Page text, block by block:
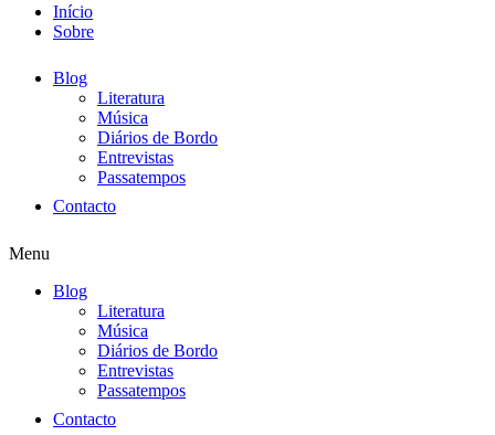
Início
Sobre
Blog
Literatura
Música
Diários de Bordo
Entrevistas
Passatempos
Contacto
Menu
Blog
Literatura
Música
Diários de Bordo
Entrevistas
Passatempos
Contacto